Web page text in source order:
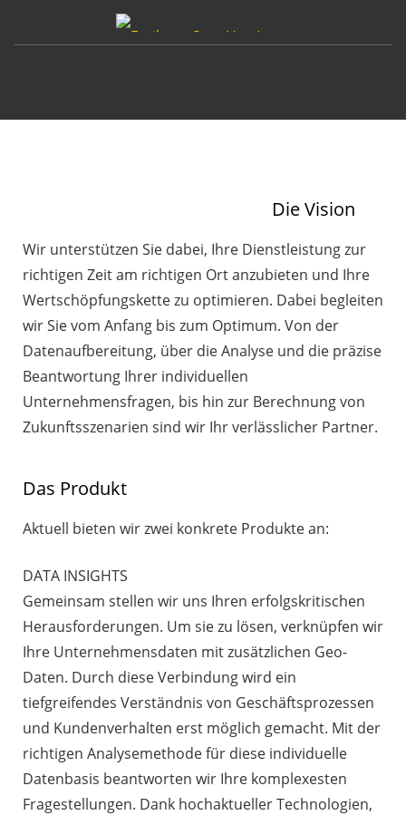
Die Vision
Wir unterstützen Sie dabei, Ihre Dienstleistung zur
richtigen Zeit am richtigen Ort anzubieten und Ihre
Wertschöpfungskette zu optimieren. Dabei begleiten
wir Sie vom Anfang bis zum Optimum. Von der
Datenaufbereitung, über die Analyse und die präzise
Beantwortung Ihrer individuellen
Unternehmensfragen, bis hin zur Berechnung von
Zukunftsszenarien sind wir Ihr verlässlicher Partner.
Das Produkt
Aktuell bieten wir zwei konkrete Produkte an:
DATA INSIGHTS
Gemeinsam stellen wir uns Ihren erfolgskritischen
Herausforderungen. Um sie zu lösen, verknüpfen wir
Ihre Unternehmensdaten mit zusätzlichen Geo-
Daten. Durch diese Verbindung wird ein
tiefgreifendes Verständnis von Geschäftsprozessen
und Kundenverhalten erst möglich gemacht. Mit der
richtigen Analysemethode für diese individuelle
Datenbasis beantworten wir Ihre komplexesten
Fragestellungen. Dank hochaktueller Technologien,